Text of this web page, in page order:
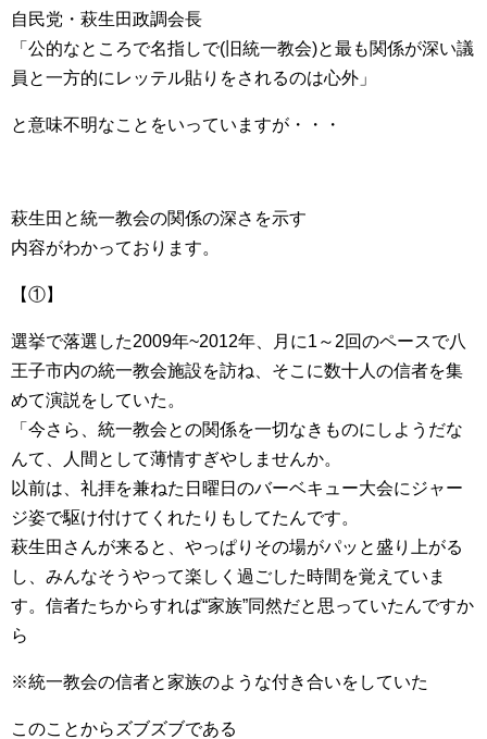
自民党・萩生田政調会長
「公的なところで名指しで(旧統一教会)と最も関係が深い議
員と一方的にレッテル貼りをされるのは心外」
と意味不明なことをいっていますが・・・
萩生田と統一教会の関係の深さを示す
内容がわかっております。
【①】
選挙で落選した2009年~2012年、月に1～2回のペースで八
王子市内の統一教会施設を訪ね、そこに数十人の信者を集
めて演説をしていた。
「今さら、統一教会との関係を一切なきものにしようだな
んて、人間として薄情すぎやしませんか。
以前は、礼拝を兼ねた日曜日のバーベキュー大会にジャー
ジ姿で駆け付けてくれたりもしてたんです。
萩生田さんが来ると、やっぱりその場がパッと盛り上がる
し、みんなそうやって楽しく過ごした時間を覚えていま
す。信者たちからすれば“家族”同然だと思っていたんですか
ら
※統一教会の信者と家族のような付き合いをしていた
このことからズブズブである